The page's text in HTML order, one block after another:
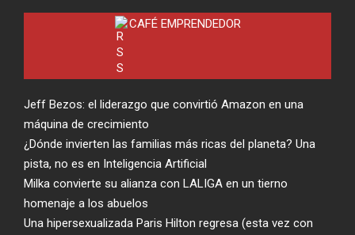
CAFÉ EMPRENDEDOR
Jeff Bezos: el liderazgo que convirtió Amazon en una
máquina de crecimiento
¿Dónde invierten las familias más ricas del planeta? Una
pista, no es en Inteligencia Artificial
Milka convierte su alianza con LALIGA en un tierno
homenaje a los abuelos
Una hipersexualizada Paris Hilton regresa (esta vez con